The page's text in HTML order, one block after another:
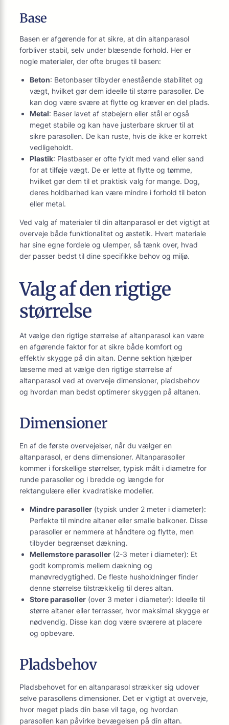
Base
Basen er afgørende for at sikre, at din altanparasol
forbliver stabil, selv under blæsende forhold. Her er
nogle materialer, der ofte bruges til basen:
Beton: Betonbaser tilbyder enestående stabilitet og
vægt, hvilket gør dem ideelle til større parasoller. De
kan dog være svære at flytte og kræver en del plads.
Metal: Baser lavet af støbejern eller stål er også
meget stabile og kan have justerbare skruer til at
sikre parasollen. De kan ruste, hvis de ikke er korrekt
vedligeholdt.
Plastik: Plastbaser er ofte fyldt med vand eller sand
for at tilføje vægt. De er lette at flytte og tømme,
hvilket gør dem til et praktisk valg for mange. Dog,
deres holdbarhed kan være mindre i forhold til beton
eller metal.
Ved valg af materialer til din altanparasol er det vigtigt at
overveje både funktionalitet og æstetik. Hvert materiale
har sine egne fordele og ulemper, så tænk over, hvad
der passer bedst til dine specifikke behov og miljø.
Valg af den rigtige
størrelse
At vælge den rigtige størrelse af altanparasol kan være
en afgørende faktor for at sikre både komfort og
effektiv skygge på din altan. Denne sektion hjælper
læserne med at vælge den rigtige størrelse af
altanparasol ved at overveje dimensioner, pladsbehov
og hvordan man bedst optimerer skyggen på altanen.
Dimensioner
En af de første overvejelser, når du vælger en
altanparasol, er dens dimensioner. Altanparasoller
kommer i forskellige størrelser, typisk målt i diametre for
runde parasoller og i bredde og længde for
rektangulære eller kvadratiske modeller.
Mindre parasoller (typisk under 2 meter i diameter):
Perfekte til mindre altaner eller smalle balkoner. Disse
parasoller er nemmere at håndtere og flytte, men
tilbyder begrænset dækning.
Mellemstore parasoller (2-3 meter i diameter): Et
godt kompromis mellem dækning og
manøvredygtighed. De fleste husholdninger finder
denne størrelse tilstrækkelig til deres altan.
Store parasoller (over 3 meter i diameter): Ideelle til
større altaner eller terrasser, hvor maksimal skygge er
nødvendig. Disse kan dog være sværere at placere
og opbevare.
Pladsbehov
Pladsbehovet for en altanparasol strækker sig udover
selve parasollens dimensioner. Det er vigtigt at overveje,
hvor meget plads din base vil tage, og hvordan
parasollen kan påvirke bevægelsen på din altan.